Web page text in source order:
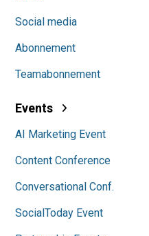
Social media
Abonnement
Teamabonnement
Events
AI Marketing Event
Content Conference
Conversational Conf.
SocialToday Event